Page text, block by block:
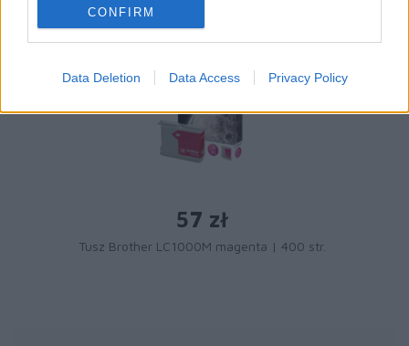
CONFIRM
Data Deletion Data Access Privacy Policy
57 zł
Tusz Brother LC1000M magenta | 400 str.